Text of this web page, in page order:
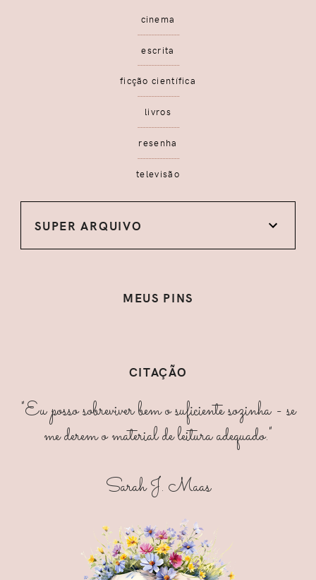
cinema
escrita
ficção científica
livros
resenha
televisão
SUPER ARQUIVO
MEUS PINS
CITAÇÃO
"Eu posso sobreviver bem o suficiente sozinha - se
me derem o material de leitura adequado."
Sarah J. Maas